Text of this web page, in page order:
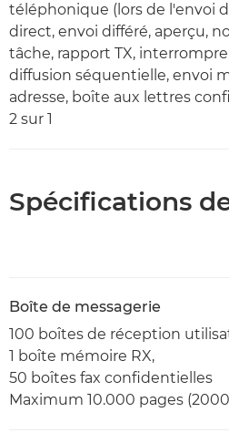
téléphonique (lors de l'envoi
direct, envoi différé, aperçu,
tâche, rapport TX,
diffusion séquentielle, envoi
adresse, boîte aux lettres
2 sur 1
Spécifications
Boîte de messagerie
100 boîtes de réception
1 boîte mémoire RX,
50 boîtes fax confidentielles
Maximum 10.000 pages